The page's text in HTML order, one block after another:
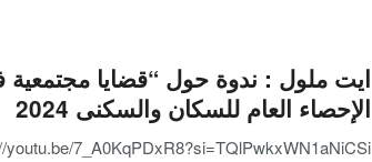
ايت ملول : ندوة حول “قضايا
الإحصاء العام للسكان والسكنى 2024
youtu.be/7_A0KqPDxR8?si=TQlPwkxWN1aNiCSi